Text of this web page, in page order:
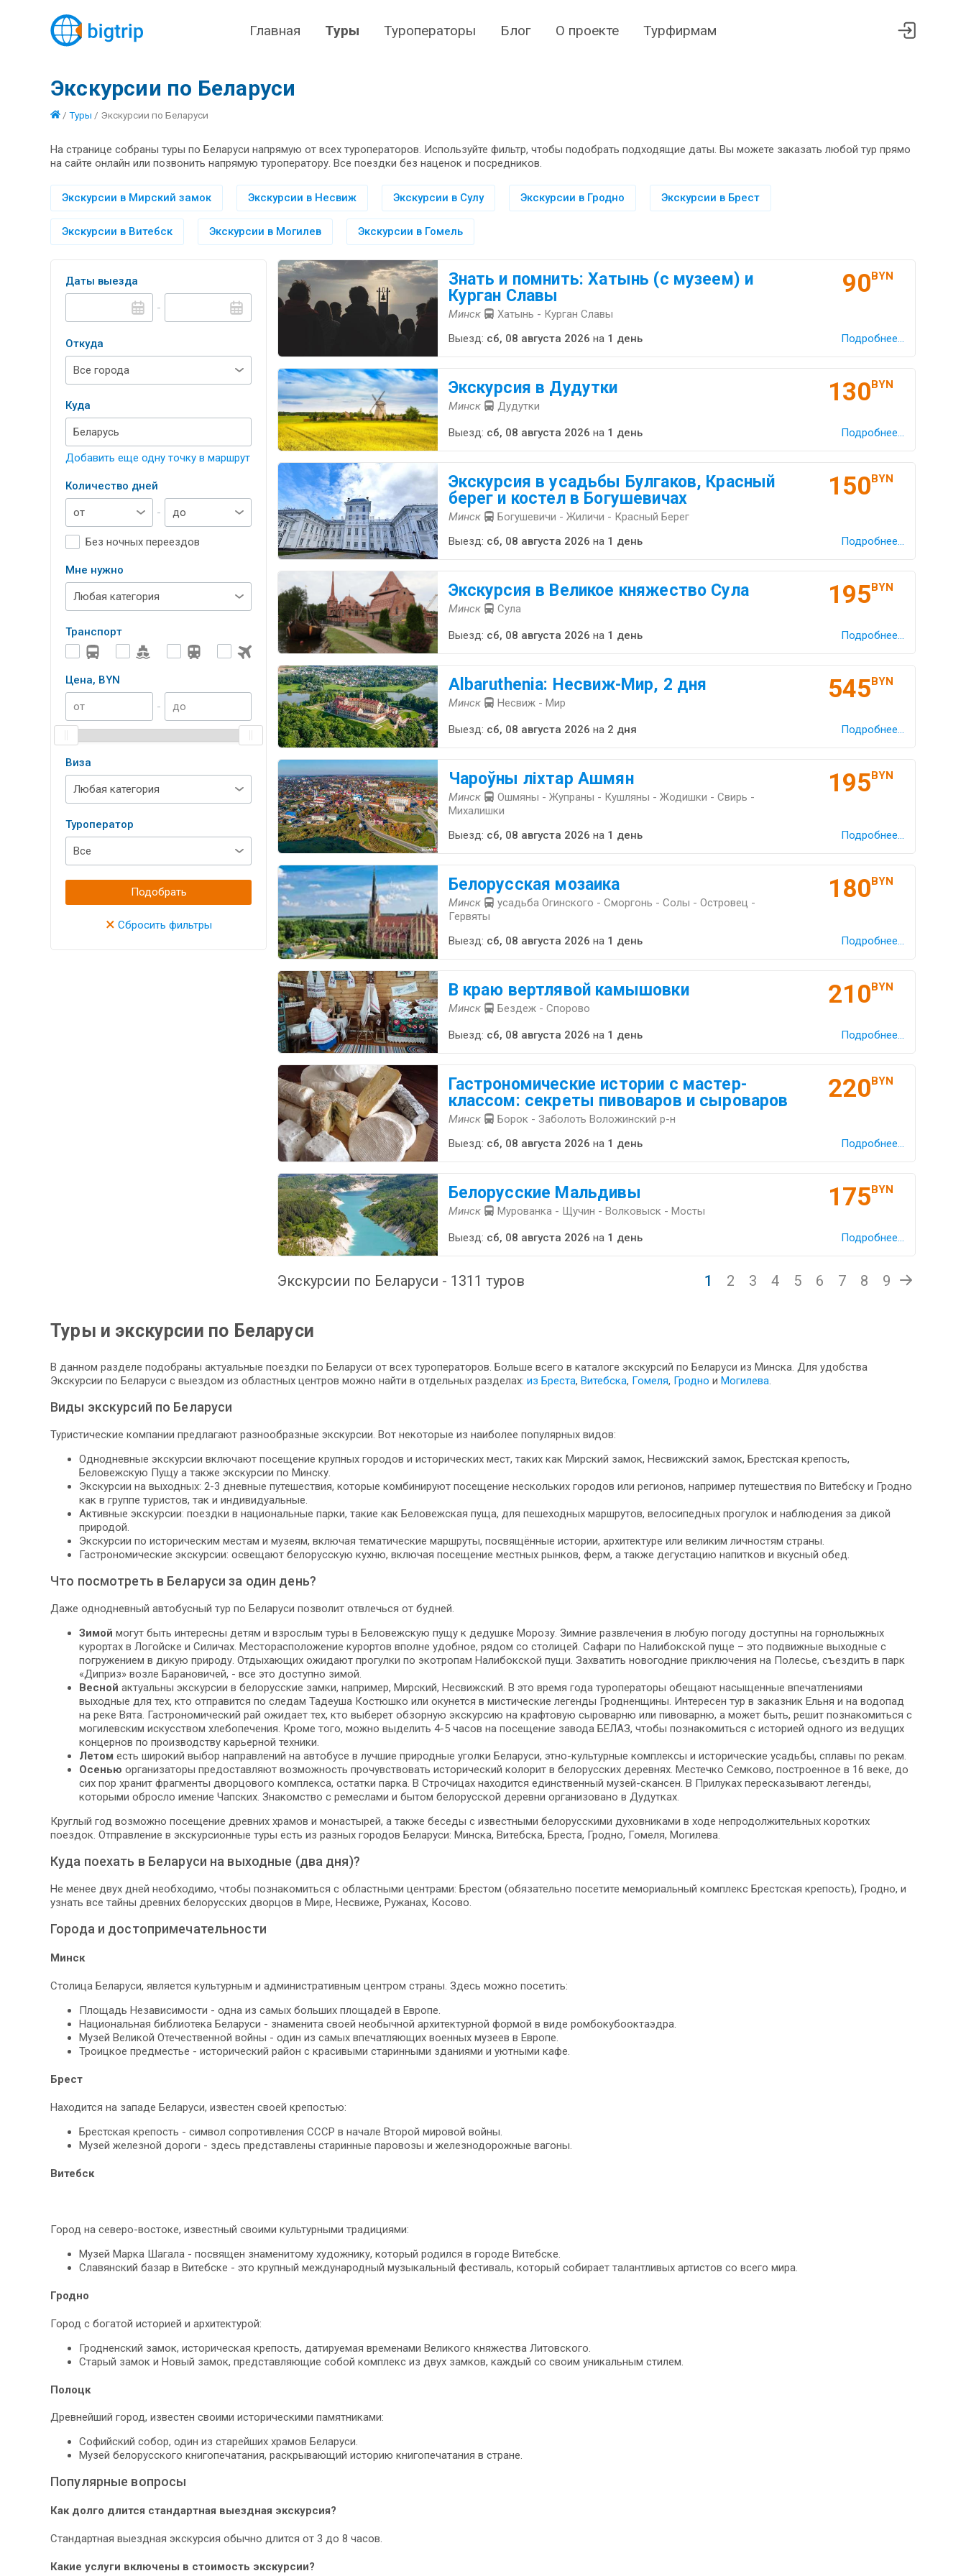
Главная Туры Туроператоры Блог О проекте Турфирмам
Экскурсии по Беларуси
/ Туры / Экскурсии по Беларуси
На странице собраны туры по Беларуси напрямую от всех туроператоров. Используйте фильтр, чтобы подобрать подходящие даты. Вы можете заказать любой тур прямо
на сайте онлайн или позвонить напрямую туроператору. Все поездки без наценок и посредников.
Экскурсии в Мирский замок Экскурсии в Несвиж Экскурсии в Сулу Экскурсии в Гродно Экскурсии в Брест
Экскурсии в Витебск Экскурсии в Могилев Экскурсии в Гомель
Даты выезда
-
Откуда
Куда
Добавить еще одну точку в маршрут
Количество дней
-
Без ночных переездов
Мне нужно
Транспорт
Цена, BYN
-
Виза
Туроператор
Подобрать
× Сбросить фильтры
Знать и помнить: Хатынь (с музеем) и
Курган Славы
Минск Хатынь - Курган Славы
90BYN
Выезд: сб, 08 августа 2026 на 1 день Подробнее...
Экскурсия в Дудутки
Минск Дудутки 130BYN
Выезд: сб, 08 августа 2026 на 1 день Подробнее...
Экскурсия в усадьбы Булгаков, Красный
берег и костел в Богушевичах
Минск Богушевичи - Жиличи - Красный Берег
150BYN
Выезд: сб, 08 августа 2026 на 1 день Подробнее...
Экскурсия в Великое княжество Сула
Минск Сула 195BYN
Выезд: сб, 08 августа 2026 на 1 день Подробнее...
Albaruthenia: Несвиж-Мир, 2 дня
Минск Несвиж - Мир 545BYN
Выезд: сб, 08 августа 2026 на 2 дня Подробнее...
Чароўны ліхтар Ашмян
Минск
Ошмяны - Жупраны - Кушляны - Жодишки - Свирь -
Михалишки
195BYN
Выезд: сб, 08 августа 2026 на 1 день Подробнее...
Белорусская мозаика
Минск
усадьба Огинского - Сморгонь - Солы - Островец -
Гервяты
180BYN
Выезд: сб, 08 августа 2026 на 1 день Подробнее...
В краю вертлявой камышовки
Минск Бездеж - Спорово 210BYN
Выезд: сб, 08 августа 2026 на 1 день Подробнее...
Гастрономические истории с мастер-
классом: секреты пивоваров и сыроваров
Минск Борок - Заболоть Воложинский р-н
220BYN
Выезд: сб, 08 августа 2026 на 1 день Подробнее...
Белорусские Мальдивы
Минск Мурованка - Щучин - Волковыск - Мосты 175BYN
Выезд: сб, 08 августа 2026 на 1 день Подробнее...
Экскурсии по Беларуси - 1311 туров 1 2 3 4 5 6 7 8 9
Туры и экскурсии по Беларуси
В данном разделе подобраны актуальные поездки по Беларуси от всех туроператоров. Больше всего в каталоге экскурсий по Беларуси из Минска. Для удобства
Экскурсии по Беларуси с выездом из областных центров можно найти в отдельных разделах: из Бреста, Витебска, Гомеля, Гродно и Могилева.
Виды экскурсий по Беларуси
Туристические компании предлагают разнообразные экскурсии. Вот некоторые из наиболее популярных видов:
Однодневные экскурсии включают посещение крупных городов и исторических мест, таких как Мирский замок, Несвижский замок, Брестская крепость,
Беловежскую Пущу а также экскурсии по Минску.
Экскурсии на выходных: 2-3 дневные путешествия, которые комбинируют посещение нескольких городов или регионов, например путешествия по Витебску и Гродно
как в группе туристов, так и индивидуальные.
Активные экскурсии: поездки в национальные парки, такие как Беловежская пуща, для пешеходных маршрутов, велосипедных прогулок и наблюдения за дикой
природой.
Экскурсии по историческим местам и музеям, включая тематические маршруты, посвящённые истории, архитектуре или великим личностям страны.
Гастрономические экскурсии: освещают белорусскую кухню, включая посещение местных рынков, ферм, а также дегустацию напитков и вкусный обед.
Что посмотреть в Беларуси за один день?
Даже однодневный автобусный тур по Беларуси позволит отвлечься от будней.
Зимой могут быть интересны детям и взрослым туры в Беловежскую пущу к дедушке Морозу. Зимние развлечения в любую погоду доступны на горнолыжных
курортах в Логойске и Силичах. Месторасположение курортов вполне удобное, рядом со столицей. Сафари по Налибокской пуще – это подвижные выходные с
погружением в дикую природу. Отдыхающих ожидают прогулки по экотропам Налибокской пущи. Захватить новогодние приключения на Полесье, съездить в парк
«Диприз» возле Барановичей, - все это доступно зимой.
Весной актуальны экскурсии в белорусские замки, например, Мирский, Несвижский. В это время года туроператоры обещают насыщенные впечатлениями
выходные для тех, кто отправится по следам Тадеуша Костюшко или окунется в мистические легенды Гродненщины. Интересен тур в заказник Ельня и на водопад
на реке Вята. Гастрономический рай ожидает тех, кто выберет обзорную экскурсию на крафтовую сыроварню или пивоварню, а может быть, решит познакомиться с
могилевским искусством хлебопечения. Кроме того, можно выделить 4-5 часов на посещение завода БЕЛАЗ, чтобы познакомиться с историей одного из ведущих
концернов по производству карьерной техники.
Летом есть широкий выбор направлений на автобусе в лучшие природные уголки Беларуси, этно-культурные комплексы и исторические усадьбы, сплавы по рекам.
Осенью организаторы предоставляют возможность прочувствовать исторический колорит в белорусских деревнях. Местечко Семково, построенное в 16 веке, до
сих пор хранит фрагменты дворцового комплекса, остатки парка. В Строчицах находится единственный музей-скансен. В Прилуках пересказывают легенды,
которыми обросло имение Чапских. Знакомство с ремеслами и бытом белорусской деревни организовано в Дудутках.
Круглый год возможно посещение древних храмов и монастырей, а также беседы с известными белорусскими духовниками в ходе непродолжительных коротких
поездок. Отправление в экскурсионные туры есть из разных городов Беларуси: Минска, Витебска, Бреста, Гродно, Гомеля, Могилева.
Куда поехать в Беларуси на выходные (два дня)?
Не менее двух дней необходимо, чтобы познакомиться с областными центрами: Брестом (обязательно посетите мемориальный комплекс Брестская крепость), Гродно, и
узнать все тайны древних белорусских дворцов в Мире, Несвиже, Ружанах, Косово.
Города и достопримечательности
Минск
Столица Беларуси, является культурным и административным центром страны. Здесь можно посетить:
Площадь Независимости - одна из самых больших площадей в Европе.
Национальная библиотека Беларуси - знаменита своей необычной архитектурной формой в виде ромбокубооктаэдра.
Музей Великой Отечественной войны - один из самых впечатляющих военных музеев в Европе.
Троицкое предместье - исторический район с красивыми старинными зданиями и уютными кафе.
Брест
Находится на западе Беларуси, известен своей крепостью:
Брестская крепость - символ сопротивления СССР в начале Второй мировой войны.
Музей железной дороги - здесь представлены старинные паровозы и железнодорожные вагоны.
Витебск
Город на северо-востоке, известный своими культурными традициями:
Музей Марка Шагала - посвящен знаменитому художнику, который родился в городе Витебске.
Славянский базар в Витебске - это крупный международный музыкальный фестиваль, который собирает талантливых артистов со всего мира.
Гродно
Город с богатой историей и архитектурой:
Гродненский замок, историческая крепость, датируемая временами Великого княжества Литовского.
Старый замок и Новый замок, представляющие собой комплекс из двух замков, каждый со своим уникальным стилем.
Полоцк
Древнейший город, известен своими историческими памятниками:
Софийский собор, один из старейших храмов Беларуси.
Музей белорусского книгопечатания, раскрывающий историю книгопечатания в стране.
Популярные вопросы
Как долго длится стандартная выездная экскурсия?
Стандартная выездная экскурсия обычно длится от 3 до 8 часов.
Какие услуги включены в стоимость экскурсии?